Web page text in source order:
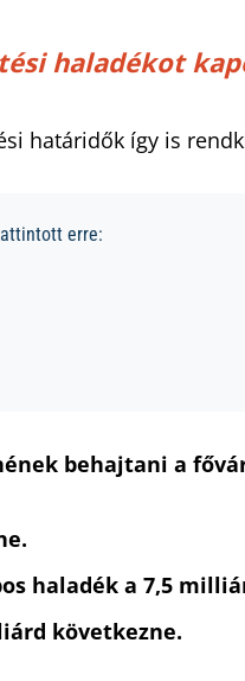
haladékot
határidők így is
erre:
behajtani a
haladék a 7,5
következne.